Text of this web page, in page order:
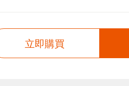
立即購買